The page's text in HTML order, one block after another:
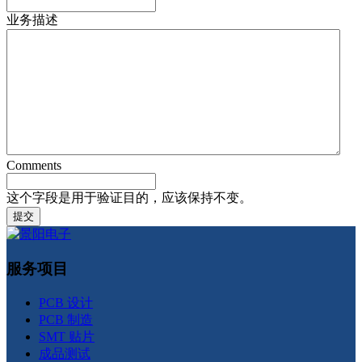
业务描述
Comments
这个字段是用于验证目的，应该保持不变。
服务项目
PCB 设计
PCB 制造
SMT 贴片
成品测试